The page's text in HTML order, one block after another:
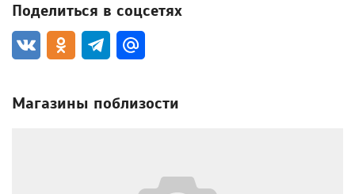
Поделиться в соцсетях
Магазины поблизости